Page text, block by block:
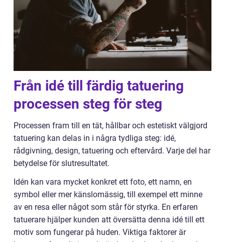
Från idé till färdig tatuering
processen steg för steg
Processen fram till en tät, hållbar och estetiskt välgjord
tatuering kan delas in i några tydliga steg: idé,
rådgivning, design, tatuering och eftervård. Varje del har
betydelse för slutresultatet.
Idén kan vara mycket konkret ett foto, ett namn, en
symbol eller mer känslomässig, till exempel ett minne
av en resa eller något som står för styrka. En erfaren
tatuerare hjälper kunden att översätta denna idé till ett
motiv som fungerar på huden. Viktiga faktorer är